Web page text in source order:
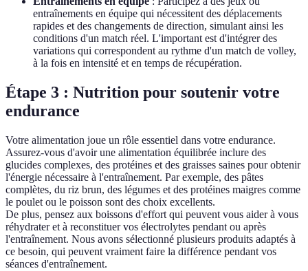
entraînements en équipe qui nécessitent des déplacements
rapides et des changements de direction, simulant ainsi les
conditions d'un match réel. L'important est d'intégrer des
variations qui correspondent au rythme d'un match de volley,
à la fois en intensité et en temps de récupération.
Étape 3 : Nutrition pour soutenir votre
endurance
Votre alimentation joue un rôle essentiel dans votre endurance.
Assurez-vous d'avoir une alimentation équilibrée inclure des
glucides complexes, des protéines et des graisses saines pour obtenir
l'énergie nécessaire à l'entraînement. Par exemple, des pâtes
complètes, du riz brun, des légumes et des protéines maigres comme
le poulet ou le poisson sont des choix excellents.
De plus, pensez aux boissons d'effort qui peuvent vous aider à vous
réhydrater et à reconstituer vos électrolytes pendant ou après
l'entraînement. Nous avons sélectionné plusieurs produits adaptés à
ce besoin, qui peuvent vraiment faire la différence pendant vos
séances d'entraînement.